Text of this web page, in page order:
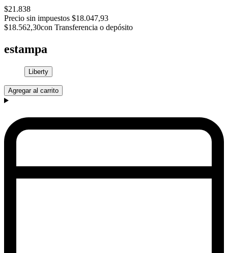
$21.838
Precio sin impuestos $18.047,93
$18.562,30con Transferencia o depósito
estampa
Liberty
Agregar al carrito